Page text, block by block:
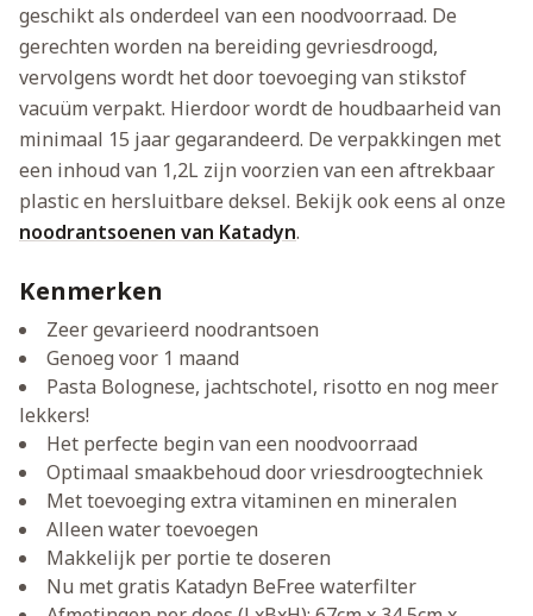
geschikt als onderdeel van een noodvoorraad. De
gerechten worden na bereiding gevriesdroogd,
vervolgens wordt het door toevoeging van stikstof
vacuüm verpakt. Hierdoor wordt de houdbaarheid van
minimaal 15 jaar gegarandeerd. De verpakkingen met
een inhoud van 1,2L zijn voorzien van een aftrekbaar
plastic en hersluitbare deksel. Bekijk ook eens al onze
noodrantsoenen van Katadyn.
Kenmerken
Zeer gevarieerd noodrantsoen
Genoeg voor 1 maand
Pasta Bolognese, jachtschotel, risotto en nog meer
lekkers!
Het perfecte begin van een noodvoorraad
Optimaal smaakbehoud door vriesdroogtechniek
Met toevoeging extra vitaminen en mineralen
Alleen water toevoegen
Makkelijk per portie te doseren
Nu met gratis Katadyn BeFree waterfilter